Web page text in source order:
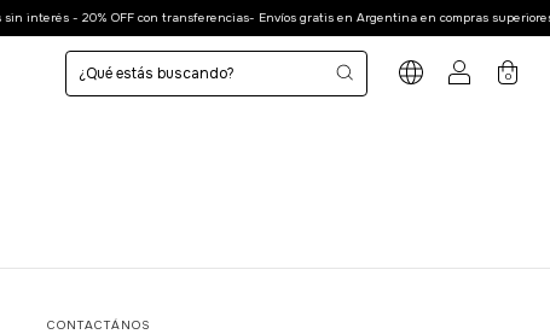
interés - 20% OFF con transferencias- Envíos gratis en Argentina en compras superiores
0
CONTACTÁNOS